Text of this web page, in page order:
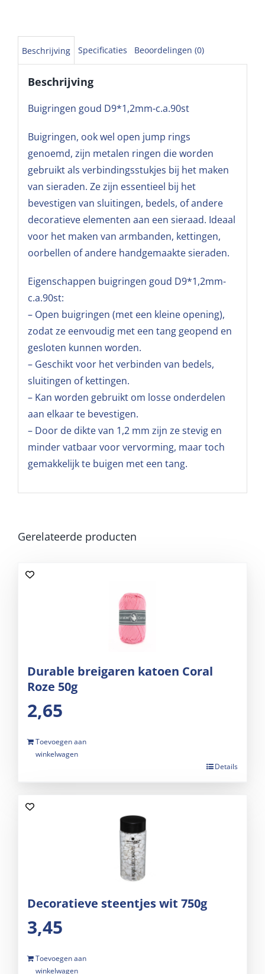
Beschrijving Specificaties Beoordelingen (0)
Beschrijving
Buigringen goud D9*1,2mm-c.a.90st
Buigringen, ook wel open jump rings
genoemd, zijn metalen ringen die worden
gebruikt als verbindingsstukjes bij het maken
van sieraden. Ze zijn essentieel bij het
bevestigen van sluitingen, bedels, of andere
decoratieve elementen aan een sieraad. Ideaal
voor het maken van armbanden, kettingen,
oorbellen of andere handgemaakte sieraden.
Eigenschappen buigringen goud D9*1,2mm-
c.a.90st:
– Open buigringen (met een kleine opening),
zodat ze eenvoudig met een tang geopend en
gesloten kunnen worden.
– Geschikt voor het verbinden van bedels,
sluitingen of kettingen.
– Kan worden gebruikt om losse onderdelen
aan elkaar te bevestigen.
– Door de dikte van 1,2 mm zijn ze stevig en
minder vatbaar voor vervorming, maar toch
gemakkelijk te buigen met een tang.
Gerelateerde producten
Durable breigaren katoen Coral
Roze 50g
2,65
Toevoegen aan
winkelwagen
Details
Decoratieve steentjes wit 750g
3,45
Toevoegen aan
winkelwagen